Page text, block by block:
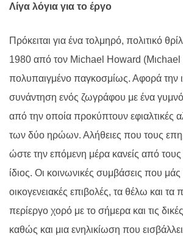
Λίγα λόγια για το έργο
Πρόκειται για ένα τολμηρό, πολιτικό
1980 από τον Michael Howard (Μιchael
πολυπαιγμένο παγκοσμίως. Αφορά την
συνάντηση ενός ζωγράφου με ένα
από την οποία προκύπτουν εφιαλτικές
των δύο ηρώων. Αλήθειες που τους
ώστε την επόμενη μέρα κανείς από τους
ίδιος. Οι κοινωνικές συμβάσεις που μάς
οικογενειακές επιβολές, τα θέλω και τα
περίεργο χορό με το σήμερα και τις
καθώς και μια ενηλικίωση που